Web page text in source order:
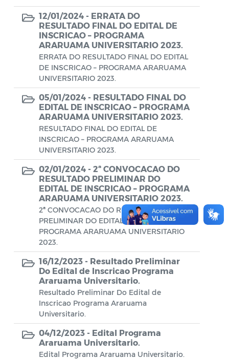
Conselho Municipal de Saúde
Conselho Municipal de Turismo
Conselho Municipal do Desenvolvimento
Sustentável Rural e Pesqueiro de
Araruama – COMDESURP-AR
Conselho Municipal do Idoso (COMID)
Conselho Municipal do Meio Ambiente -
CONDEMA
Conselho Municipal dos Direitos da
Criança e do Adolescente de Araruama -
CMDCAA
Contratos
Convênio
Diário oficial
Editais
Emendas Parlamentares
Extrato de Contratos
Extrato de Inexigibilidade
12/01/2024 - ERRATA DO
RESULTADO FINAL DO EDITAL DE
INSCRICAO – PROGRAMA
ARARUAMA UNIVERSITARIO 2023.
ERRATA DO RESULTADO FINAL DO EDITAL
DE INSCRICAO – PROGRAMA ARARUAMA
UNIVERSITARIO 2023.
05/01/2024 - RESULTADO FINAL DO
EDITAL DE INSCRICAO – PROGRAMA
ARARUAMA UNIVERSITARIO 2023.
RESULTADO FINAL DO EDITAL DE
INSCRICAO – PROGRAMA ARARUAMA
UNIVERSITARIO 2023.
02/01/2024 - 2ª CONVOCACAO DO
RESULTADO PRELIMINAR DO
EDITAL DE INSCRICAO – PROGRAMA
ARARUAMA UNIVERSITARIO 2023.
2ª CONVOCACAO DO RESULTADO
PRELIMINAR DO EDITAL DE INSCRICAO –
PROGRAMA ARARUAMA UNIVERSITARIO
2023.
16/12/2023 - Resultado Preliminar
Do Edital de Inscricao Programa
Araruama Universitario.
Resultado Preliminar Do Edital de
Inscricao Programa Araruama
Universitario.
04/12/2023 - Edital Programa
Araruama Universitario.
Edital Programa Araruama Universitario.